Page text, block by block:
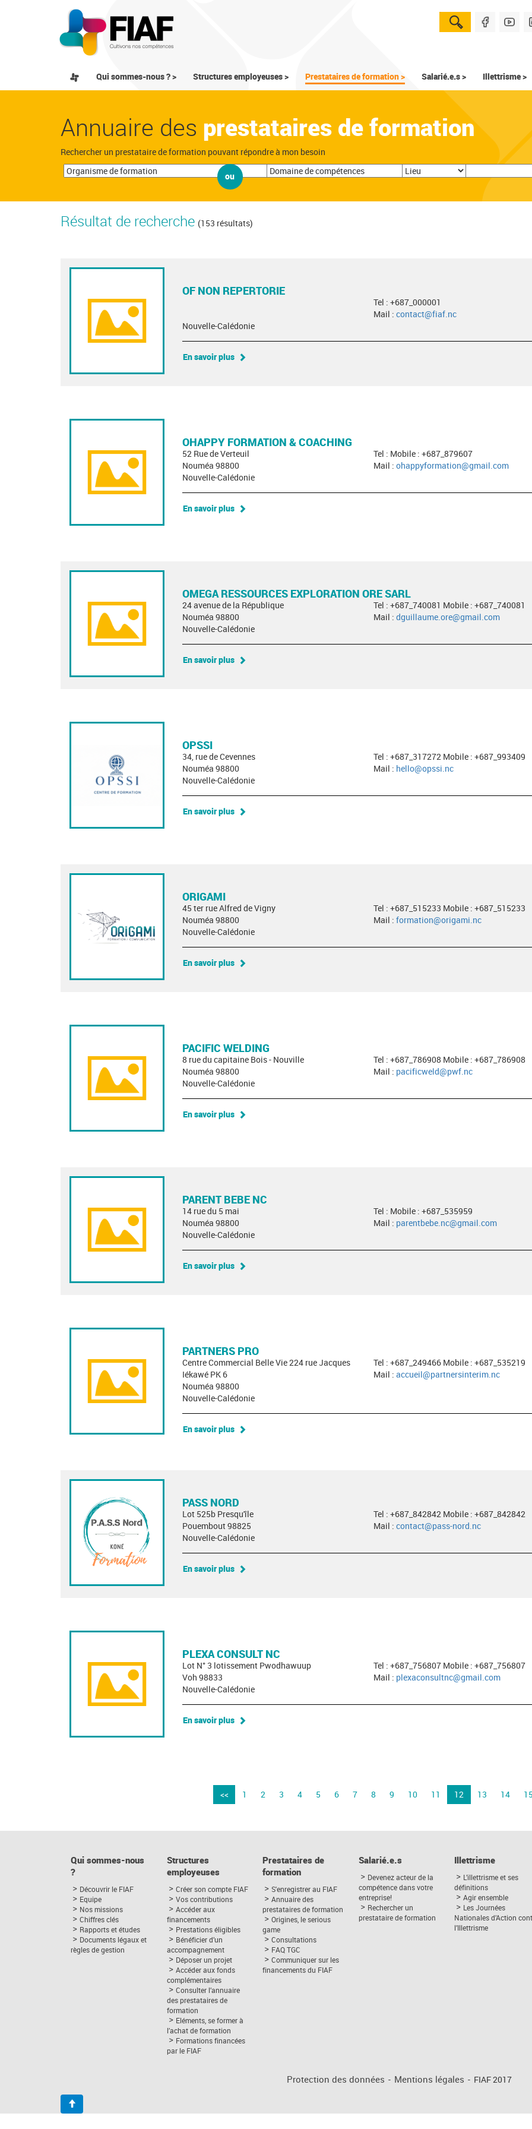
Qui sommes-nous ? > Structures employeuses > Prestataires de formation > Salarié.e.s > Illettrisme >
Annuaire des prestataires de formation
Rechercher un prestataire de formation pouvant répondre à mon besoin
ou
Résultat de recherche (153 résultats)
OF NON REPERTORIE
Nouvelle-Calédonie
Tel : +687_000001
Mail : contact@fiaf.nc
En savoir plus
OHAPPY FORMATION & COACHING
52 Rue de Verteuil
Nouméa 98800
Nouvelle-Calédonie
Tel : Mobile : +687_879607
Mail : ohappyformation@gmail.com
En savoir plus
OMEGA RESSOURCES EXPLORATION ORE SARL
24 avenue de la République
Nouméa 98800
Nouvelle-Calédonie
Tel : +687_740081 Mobile : +687_740081
Mail : dguillaume.ore@gmail.com
En savoir plus
OPSSI
34, rue de Cevennes
Nouméa 98800
Nouvelle-Calédonie
Tel : +687_317272 Mobile : +687_993409
Mail : hello@opssi.nc
En savoir plus
ORIGAMI
45 ter rue Alfred de Vigny
Nouméa 98800
Nouvelle-Calédonie
Tel : +687_515233 Mobile : +687_515233
Mail : formation@origami.nc
En savoir plus
PACIFIC WELDING
8 rue du capitaine Bois - Nouville
Nouméa 98800
Nouvelle-Calédonie
Tel : +687_786908 Mobile : +687_786908
Mail : pacificweld@pwf.nc
En savoir plus
PARENT BEBE NC
14 rue du 5 mai
Nouméa 98800
Nouvelle-Calédonie
Tel : Mobile : +687_535959
Mail : parentbebe.nc@gmail.com
En savoir plus
PARTNERS PRO
Centre Commercial Belle Vie 224 rue Jacques
Iékawé PK 6
Nouméa 98800
Nouvelle-Calédonie
Tel : +687_249466 Mobile : +687_535219
Mail : accueil@partnersinterim.nc
En savoir plus
PASS NORD
Lot 525b Presqu'île
Pouembout 98825
Nouvelle-Calédonie
Tel : +687_842842 Mobile : +687_842842
Mail : contact@pass-nord.nc
En savoir plus
PLEXA CONSULT NC
Lot N° 3 lotissement Pwodhawuup
Voh 98833
Nouvelle-Calédonie
Tel : +687_756807 Mobile : +687_756807
Mail : plexaconsultnc@gmail.com
En savoir plus
<< 1 2 3 4 5 6 7 8 9 10 11 12 13 14 15
Qui sommes-nous
?
Découvrir le FIAF
Equipe
Nos missions
Chiffres clés
Rapports et études
Documents légaux et
règles de gestion
Structures
employeuses
Créer son compte FIAF
Vos contributions
Accéder aux
financements
Prestations éligibles
Bénéficier d’un
accompagnement
Déposer un projet
Accéder aux fonds
complémentaires
Consulter l’annuaire
des prestataires de
formation
Eléments, se former à
l’achat de formation
Formations financées
par le FIAF
Prestataires de
formation
S'enregistrer au FIAF
Annuaire des
prestataires de formation
Origines, le serious
game
Consultations
FAQ TGC
Communiquer sur les
financements du FIAF
Salarié.e.s
Devenez acteur de la
compétence dans votre
entreprise!
Rechercher un
prestataire de formation
Illettrisme
L’illettrisme et ses
définitions
Agir ensemble
Les Journées
Nationales d’Action
l’Illettrisme
Protection des données - Mentions légales - FIAF 2017